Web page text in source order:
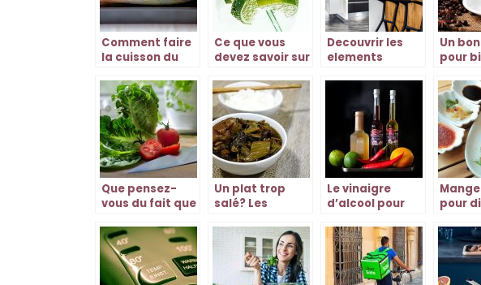
Comment faire
la cuisson du
four chaleur
tournante ?
Ce que vous
devez savoir sur
!
Decouvrir les
elements
dans une
cuisine
Un
pour
Que pensez-
vous du fait que
considéré
comme l’outil le
plus important
en cuisine ?
Un plat trop
salé? Les
astuces pour
réajuster
Le vinaigre
d’alcool pour
votre cuisine
pour